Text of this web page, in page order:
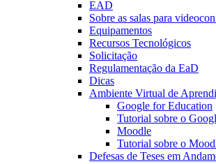
EAD
Sobre as salas para
Equipamentos
Recursos Tecnológicos
Solicitação
Regulamentação da EaD
Dicas
Ambiente Virtual de
Google for Education
Tutorial sobre o
Moodle
Tutorial sobre o
Defesas de Teses em